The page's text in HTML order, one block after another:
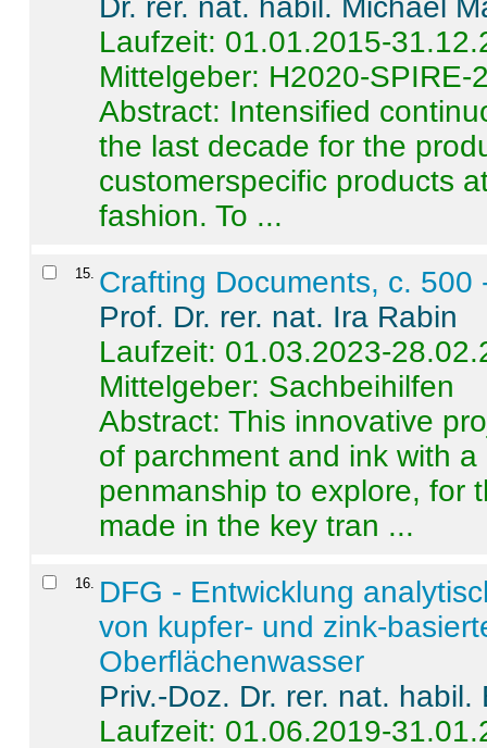
Dr. rer. nat. habil. Michael
Laufzeit: 01.01.2015-
Mittelgeber: H2020-SPIRE-
Abstract: Intensified
the last decade for the
customerspecific products
fashion. To ...
15 Crafting Documents, c. 500
Prof. Dr. rer. nat. Ira Rabin
Laufzeit: 01.03.2023-
Mittelgeber: Sachbeihilfen
Abstract:This innovative
of parchment and ink with
penmanship to explore, for
made in the key tran ...
16
DFG - Entwicklung
von kupfer- und zink-
Oberflächenwasser
Priv.-Doz. Dr. rer. nat.
Laufzeit: 01.06.2019-